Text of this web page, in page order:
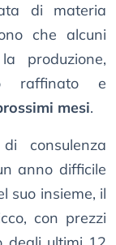
di materia
che alcuni
produzione,
raffinato e
mesi.
consulenza
anno difficile
suo insieme, il
con prezzi